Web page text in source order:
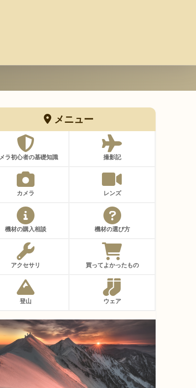
メニュー
ラ初心者の基礎知識 撮影記
カメラ レンズ
機材の購入相談 機材の選び方
アクセサリ 買ってよかったもの
登山 ウェア